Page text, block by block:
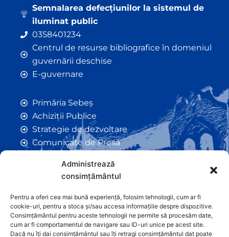
Administrează
consimțământul
Pentru a oferi cea mai bună experiență, folosim tehnologii, cum ar fi
cookie-uri, pentru a stoca și/sau accesa informațiile despre dispozitive.
Consimțământul pentru aceste tehnologii ne permite să procesăm date,
cum ar fi comportamentul de navigare sau ID-uri unice pe acest site.
Dacă nu îți dai consimțământul sau îți retragi consimțământul dat poate
Semnalarea defecțiunilor la sistemul de
iluminat public
0358401234
Centrul de resurse bibliografice în domeniul
guvernării deschise
E-guvernare
Primăria Sebeș
Achiziții Publice
Strategie de dezvoltare
Comunicate de Presă
Anunțuri
Hotarâri de Consiliu
Certificate de Urbanism
Autorizații de Construcții
Orașe Înfrățite
Contact